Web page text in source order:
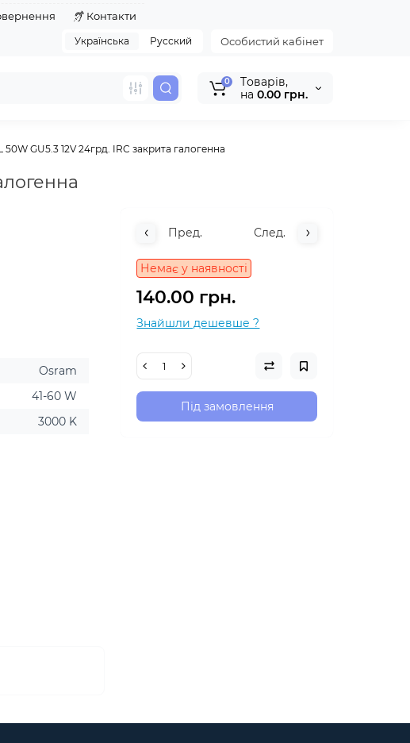
Контакти
Особистий кабінет
Українська Русский
0
Tоварів,
на 0.00 грн.
GU5.3 12V 24грд. IRC закрита галогенна
Osram
41-60 W
3000 K
Пред. След.
Немає у наявності
140.00 грн.
Знайшли дешевше ?
Під замовлення